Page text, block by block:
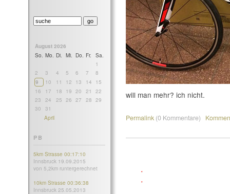
August 2026
So. Mo. Di. Mi. Do. Fr.
Sa.
1
2
3 4 5 6 7
8
9
10 11 12 13 14
15
16
17 18 19 20 21
22
23
24 25 26 27 28 29
30
31
April
PB
5km Strasse 00:17:10
Innsbruck 19.09.2015
von 5,2km runtergerechnet
10km Strasse 00:36:38
Innsbruck 25.05.2013
will man mehr? ich nicht.
Permalink (0 Kommentare)